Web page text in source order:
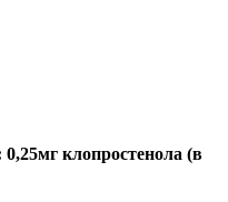
клопростенола (в